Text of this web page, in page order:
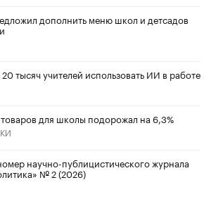
дополнить меню школ и детсадов
тысяч учителей использовать ИИ в работе
для школы подорожал на 6,3%
научно-публицистического журнала
№ 2 (2026)